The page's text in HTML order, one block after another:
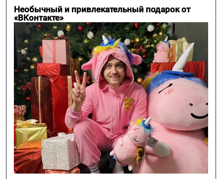
Необычный и привлекательный подарок от
«ВКонтакте»